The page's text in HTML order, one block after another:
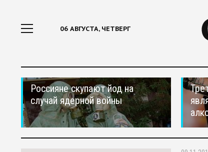
06 АВГУСТА, ЧЕТВЕРГ
Россияне скупают йод на
случай ядерной войны